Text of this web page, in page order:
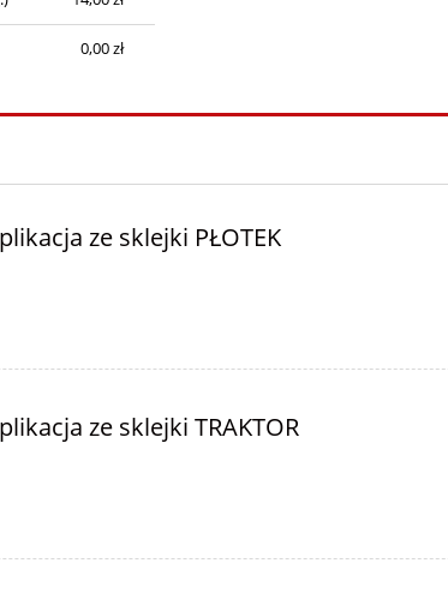
0,00 zł
ze sklejki PŁOTEK
ze sklejki TRAKTOR